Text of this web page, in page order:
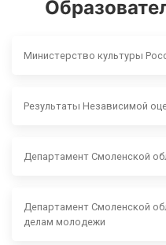
Министерство культуры
Результаты Независимой
Департамент Смоленской
Департамент Смоленской
делам молодежи